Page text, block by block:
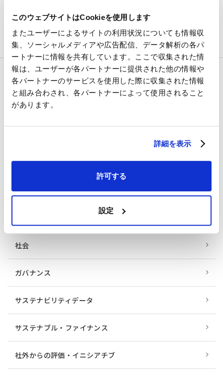
このウェブサイトはCookieを使用します
またユーザーによるサイトの利用状況についても情報収
集、ソーシャルメディアや広告配信、データ解析の各パ
ートナーに情報を共有しています。ここで収集された情
報は、ユーザーが各パートナーに提供された他の情報や
各パートナーのサービスを使用した際に収集された情報
と組み合わされ、各パートナーによって使用されること
があります。
詳細を表示
許可する
設定
サステナビリティ
サステナビリティ ニュース
トップメッセージ
サステナビリティ・マネジメント
社会
ガバナンス
サステナビリティデータ
サステナブル・ファイナンス
社外からの評価・イニシアチブ